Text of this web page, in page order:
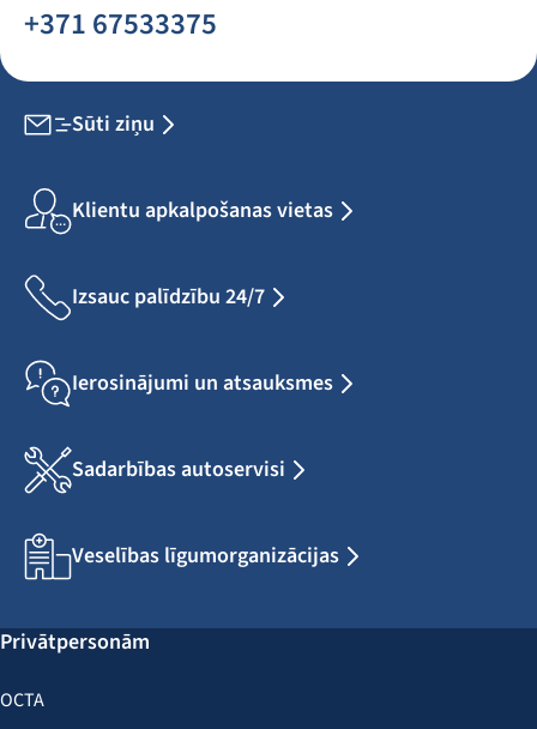
+371 67533375
Sūti ziņu
Klientu apkalpošanas vietas
Izsauc palīdzību 24/7
Ierosinājumi un atsauksmes
Sadarbības autoservisi
Veselības līgumorganizācijas
Privātpersonām
OCTA